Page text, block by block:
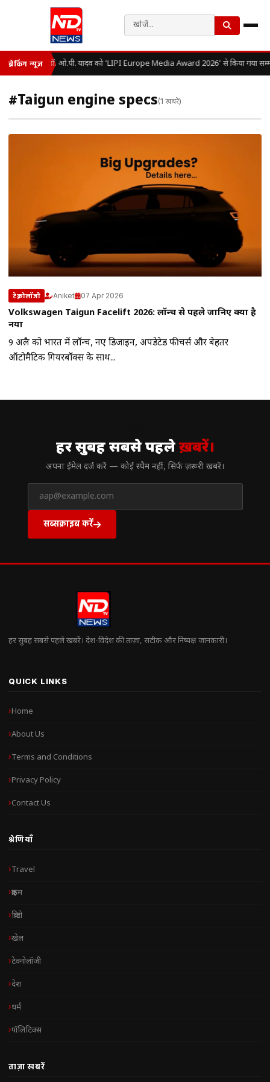
ब्रेकिंग न्यूज़ डॉ. ओ.पी. यादव को ‘LIPI Europe Media Award 2026’ से किया गया
#Taigun engine specs(1 खबरें)
टेक्नोलॉजी Aniket 07 Apr 2026
Volkswagen Taigun Facelift 2026: लॉन्च से पहले जानिए क्या है
नया
9 अप्रैल को भारत में लॉन्च, नए डिजाइन, अपडेटेड फीचर्स और बेहतर
ऑटोमैटिक गियरबॉक्स के साथ...
हर सुबह सबसे पहलेख़बरें।
अपना ईमेल दर्ज करें — कोई स्पैम नहीं, सिर्फ ज़रूरी खबरें।
सब्सक्राइब करें
हर सुबह सबसे पहले खबरें। देश-विदेश की ताज़ा, सटीक और निष्पक्ष जानकारी।
QUICK LINKS
Home
About Us
Terms and Conditions
Privacy Policy
Contact Us
श्रेणियाँ
Travel
क्राइम
क्रिप्टो
खेल
टेक्नोलॉजी
देश
धर्म
पॉलिटिक्स
ताज़ा खबरें